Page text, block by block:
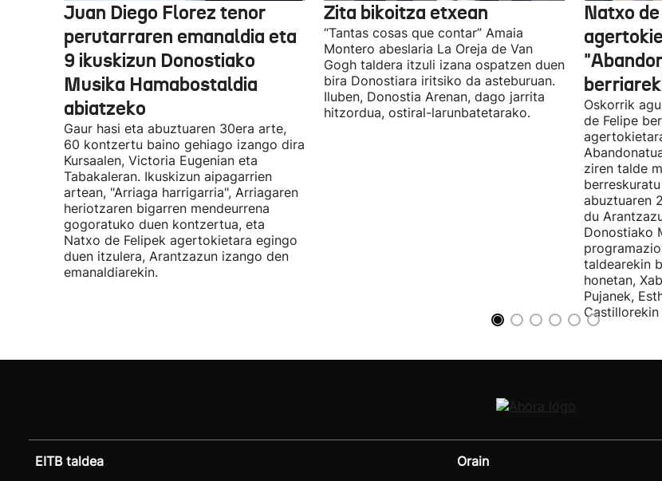
Juan Diego Florez tenor
perutarraren emanaldia eta
9 ikuskizun Donostiako
Musika Hamabostaldia
abiatzeko
Gaur hasi eta abuztuaren 30era arte,
60 kontzertu baino gehiago izango dira
Kursaalen, Victoria Eugenian eta
Tabakaleran. Ikuskizun aipagarrien
artean, "Arriaga harrigarria", Arriagaren
heriotzaren bigarren mendeurrena
gogoratuko duen kontzertua, eta
Natxo de Felipek agertokietara egingo
duen itzulera, Arantzazun izango den
emanaldiarekin.
Zita bikoitza etxean
“Tantas cosas que contar” Amaia
Montero abeslaria La Oreja de Van
Gogh taldera itzuli izana ospatzen duen
bira Donostiara iritsiko da asteburuan.
Iluben, Donostia Arenan, dago jarrita
hitzordua, ostiral-larunbatetarako.
Natxo
Oskorrik
de Felipe
ziren talde
abuztuaren
du
Donostiako
taldearekin
honetan,
Pujanek,
Castillorekin
EITB taldea Orain